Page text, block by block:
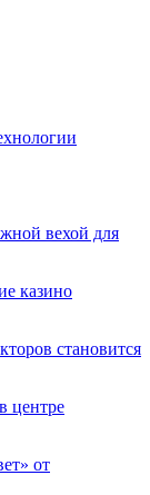
вехой для
казино
становится
центре
от